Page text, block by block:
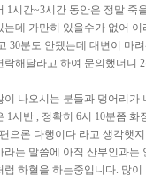
1시간~3시간 동안은 정말 죽
는데 가만히 있을수가 없어
30분도 안됐는데 대변이 마
락해달라고 하여 문의했더니
이 나오시는 분들과 덩어리
1시반 , 정확히 6시 10분쯤
으론 다행이다 라고 생각햇
라는 말씀에 아직 산부인과는
럼 하혈을 하는중입니다. 많